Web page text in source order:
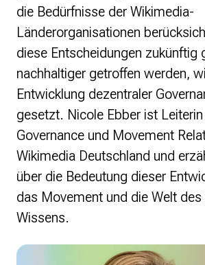
die Bedürfnisse der Wikimedia-
Länderorganisationen
diese Entscheidungen zukünftig
nachhaltiger getroffen werden,
Entwicklung dezentraler
gesetzt. Nicole Ebber ist
Governance und Movement
Wikimedia Deutschland und
über die Bedeutung dieser
das Movement und die Welt des
Wissens.